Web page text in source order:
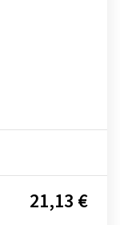
21,13 €